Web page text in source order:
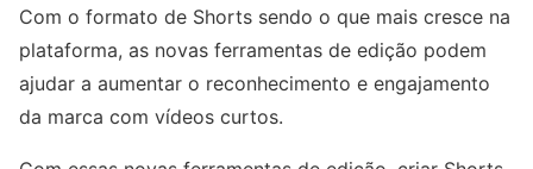
Com o formato de Shorts sendo o que mais cresce na
plataforma, as novas ferramentas de edição podem
ajudar a aumentar o reconhecimento e engajamento
da marca com vídeos curtos.